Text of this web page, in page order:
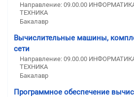
Направление: 09.00.00
ТЕХНИКА
Бакалавр
Вычислительные машины,
сети
Направление: 09.00.00
ТЕХНИКА
Бакалавр
Программное обеспечение